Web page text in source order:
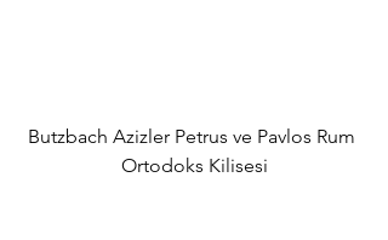
Butzbach Azizler Petrus ve Pavlos Rum
Ortodoks Kilisesi